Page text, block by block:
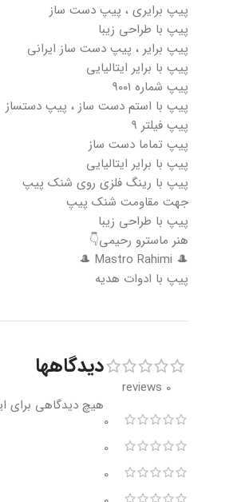
پیپ برایری ، پیپ دست ساز
پیپ با طراحی زیبا
پیپ برایر ، پیپ دست ساز ایرانی
پیپ با برایر ایتالیایی
پیپ شماره ۹۰۰۱
پیپ با استم دست ساز ، پیپ دستساز
پیپ فیلتر ۹
پیپ تماما دست ساز
پیپ با برایر ایتالیایی
پیپ با رینگ فلزی روی شنک پیپ
جهت مقاومت شنک پیپ
پیپ با طراحی زیبا
هنر ماسترو رحیمی👇
🎩 Mastro Rahimi 🎩
پیپ با ادوات هدیه
0 reviews
0
0
0
دیدگاهها
هیچ دیدگاهی